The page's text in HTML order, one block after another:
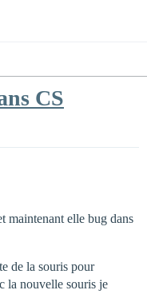
CS
maintenant elle bug dans
de la souris pour
la nouvelle souris je